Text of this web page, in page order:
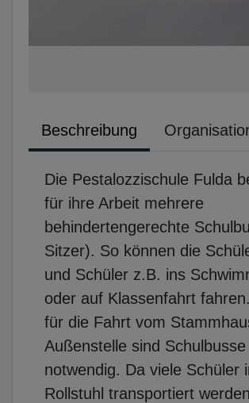
Beschreibung
Die Pestalozzischule Fulda
für ihre Arbeit mehrere
behindertengerechte
Sitzer). So können die
und Schüler z.B. ins
oder auf Klassenfahrt
für die Fahrt vom
Außenstelle sind Schulbusse
notwendig. Da viele Schüler
Rollstuhl transportiert werden